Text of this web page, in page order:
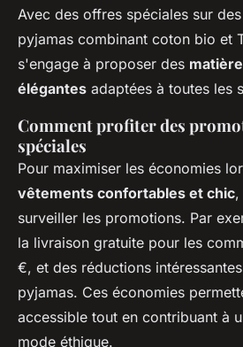
Avec des offres spéciales sur
pyjamas combinant coton bio et
s'engage à proposer des
élégantes adaptées à toutes les
Comment profiter des
spéciales
Pour maximiser les économies
vêtements confortables et chic,
surveiller les promotions. Par
la livraison gratuite pour les
€, et des réductions
pyjamas. Ces économies
accessible tout en contribuant à
mode éthique.